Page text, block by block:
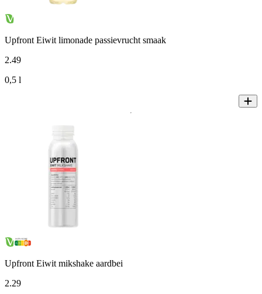
Upfront Eiwit limonade passievrucht smaak
2.49
0,5 l
Upfront Eiwit mikshake aardbei
2.29